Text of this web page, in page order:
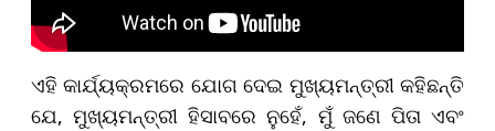
ଏହି କାର୍ଯ୍ୟକ୍ରମରେ ଯୋଗ ଦେଇ ମୁଖ୍ୟମନ୍ତ୍ରୀ କହିଛନ୍ତି
ଯେ, ମୁଖ୍ୟମନ୍ତ୍ରୀ ହିସାବରେ ନୁହେଁ, ମୁଁ ଜଣେ ପିତା ଏବଂ